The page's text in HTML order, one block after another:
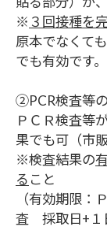
※ ３回接種を
原本でなくて
でも有効です。
②PCR検査等
ＰＣＲ検査等
果でも可（市
※検査結果の
る こと
（有効期限
査 採取日+１